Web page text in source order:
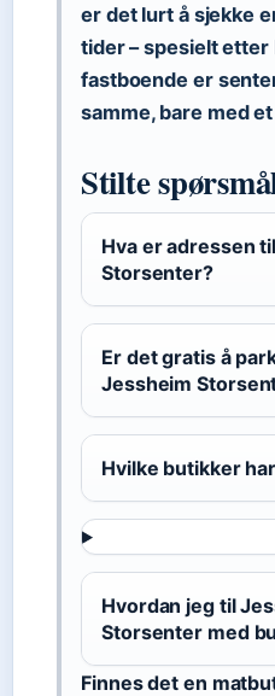
er det lurt å sjekke
tider – spesielt etter
fastboende er
samme, bare med
Stilte
Hva er adressen
Storsenter?
Er det gratis å
Jessheim
Hvilke butikker
Hvordan jeg til
Storsenter med
Finnes det en